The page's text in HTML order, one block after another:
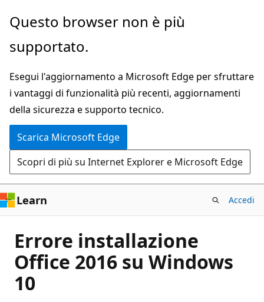
Ignora
passa
contenuto
principale
Questo browser non è più
supportato.
Esegui l'aggiornamento a Microsoft Edge per sfruttare
i vantaggi di funzionalità più recenti, aggiornamenti
della sicurezza e supporto tecnico.
Scarica Microsoft Edge
Scopri di più su Internet Explorer e Microsoft Edge
Learn Accedi
Errore installazione
Office 2016 su Windows
10